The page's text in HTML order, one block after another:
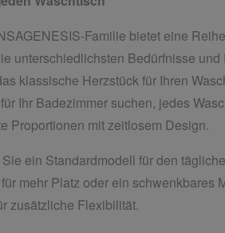
Familie bietet eine
unterschiedlichsten Bedürfnisse
klassische Herzstück für Ihren
Ihr Badezimmer suchen, jedes
Proportionen mit zeitlosem Design.
ein Standardmodell für den
mehr Platz oder ein schwenkbares
zusätzliche Flexibilität.